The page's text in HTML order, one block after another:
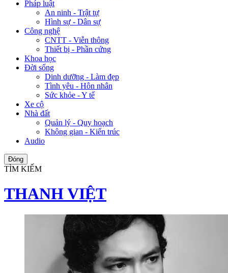
Pháp luật
An ninh - Trật tự
Hình sự - Dân sự
Công nghệ
CNTT - Viễn thông
Thiết bị - Phần cứng
Khoa học
Đời sống
Dinh dưỡng - Làm đẹp
Tình yêu - Hôn nhân
Sức khỏe - Y tế
Xe cộ
Nhà đất
Quản lý - Quy hoạch
Không gian - Kiến trúc
Audio
Đóng
TÌM KIẾM
THANH VIỆT